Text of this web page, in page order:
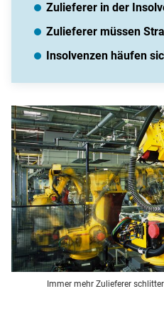
Zulieferer in der
Zulieferer müssen
Insolvenzen häufen
Immer mehr Zulieferer